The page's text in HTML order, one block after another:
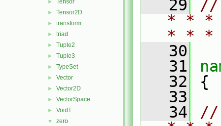
► Tensor
► Tensor2D
► transform
► triad
► Tuple2
► Tuple3
► TypeSet
► Vector
► Vector2D
► VectorSpace
► VoidT
▼ zero
   29
//
* * *
* *
   30
   31
   32
{
   33
   34
//